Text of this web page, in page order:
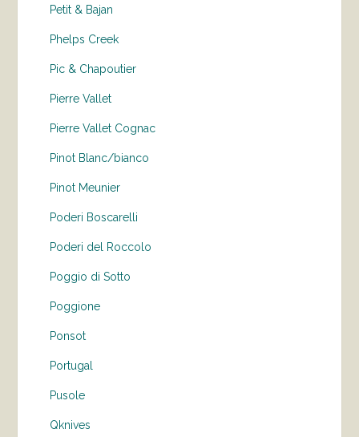
Petit & Bajan
Phelps Creek
Pic & Chapoutier
Pierre Vallet
Pierre Vallet Cognac
Pinot Blanc/bianco
Pinot Meunier
Poderi Boscarelli
Poderi del Roccolo
Poggio di Sotto
Poggione
Ponsot
Portugal
Pusole
Qknives